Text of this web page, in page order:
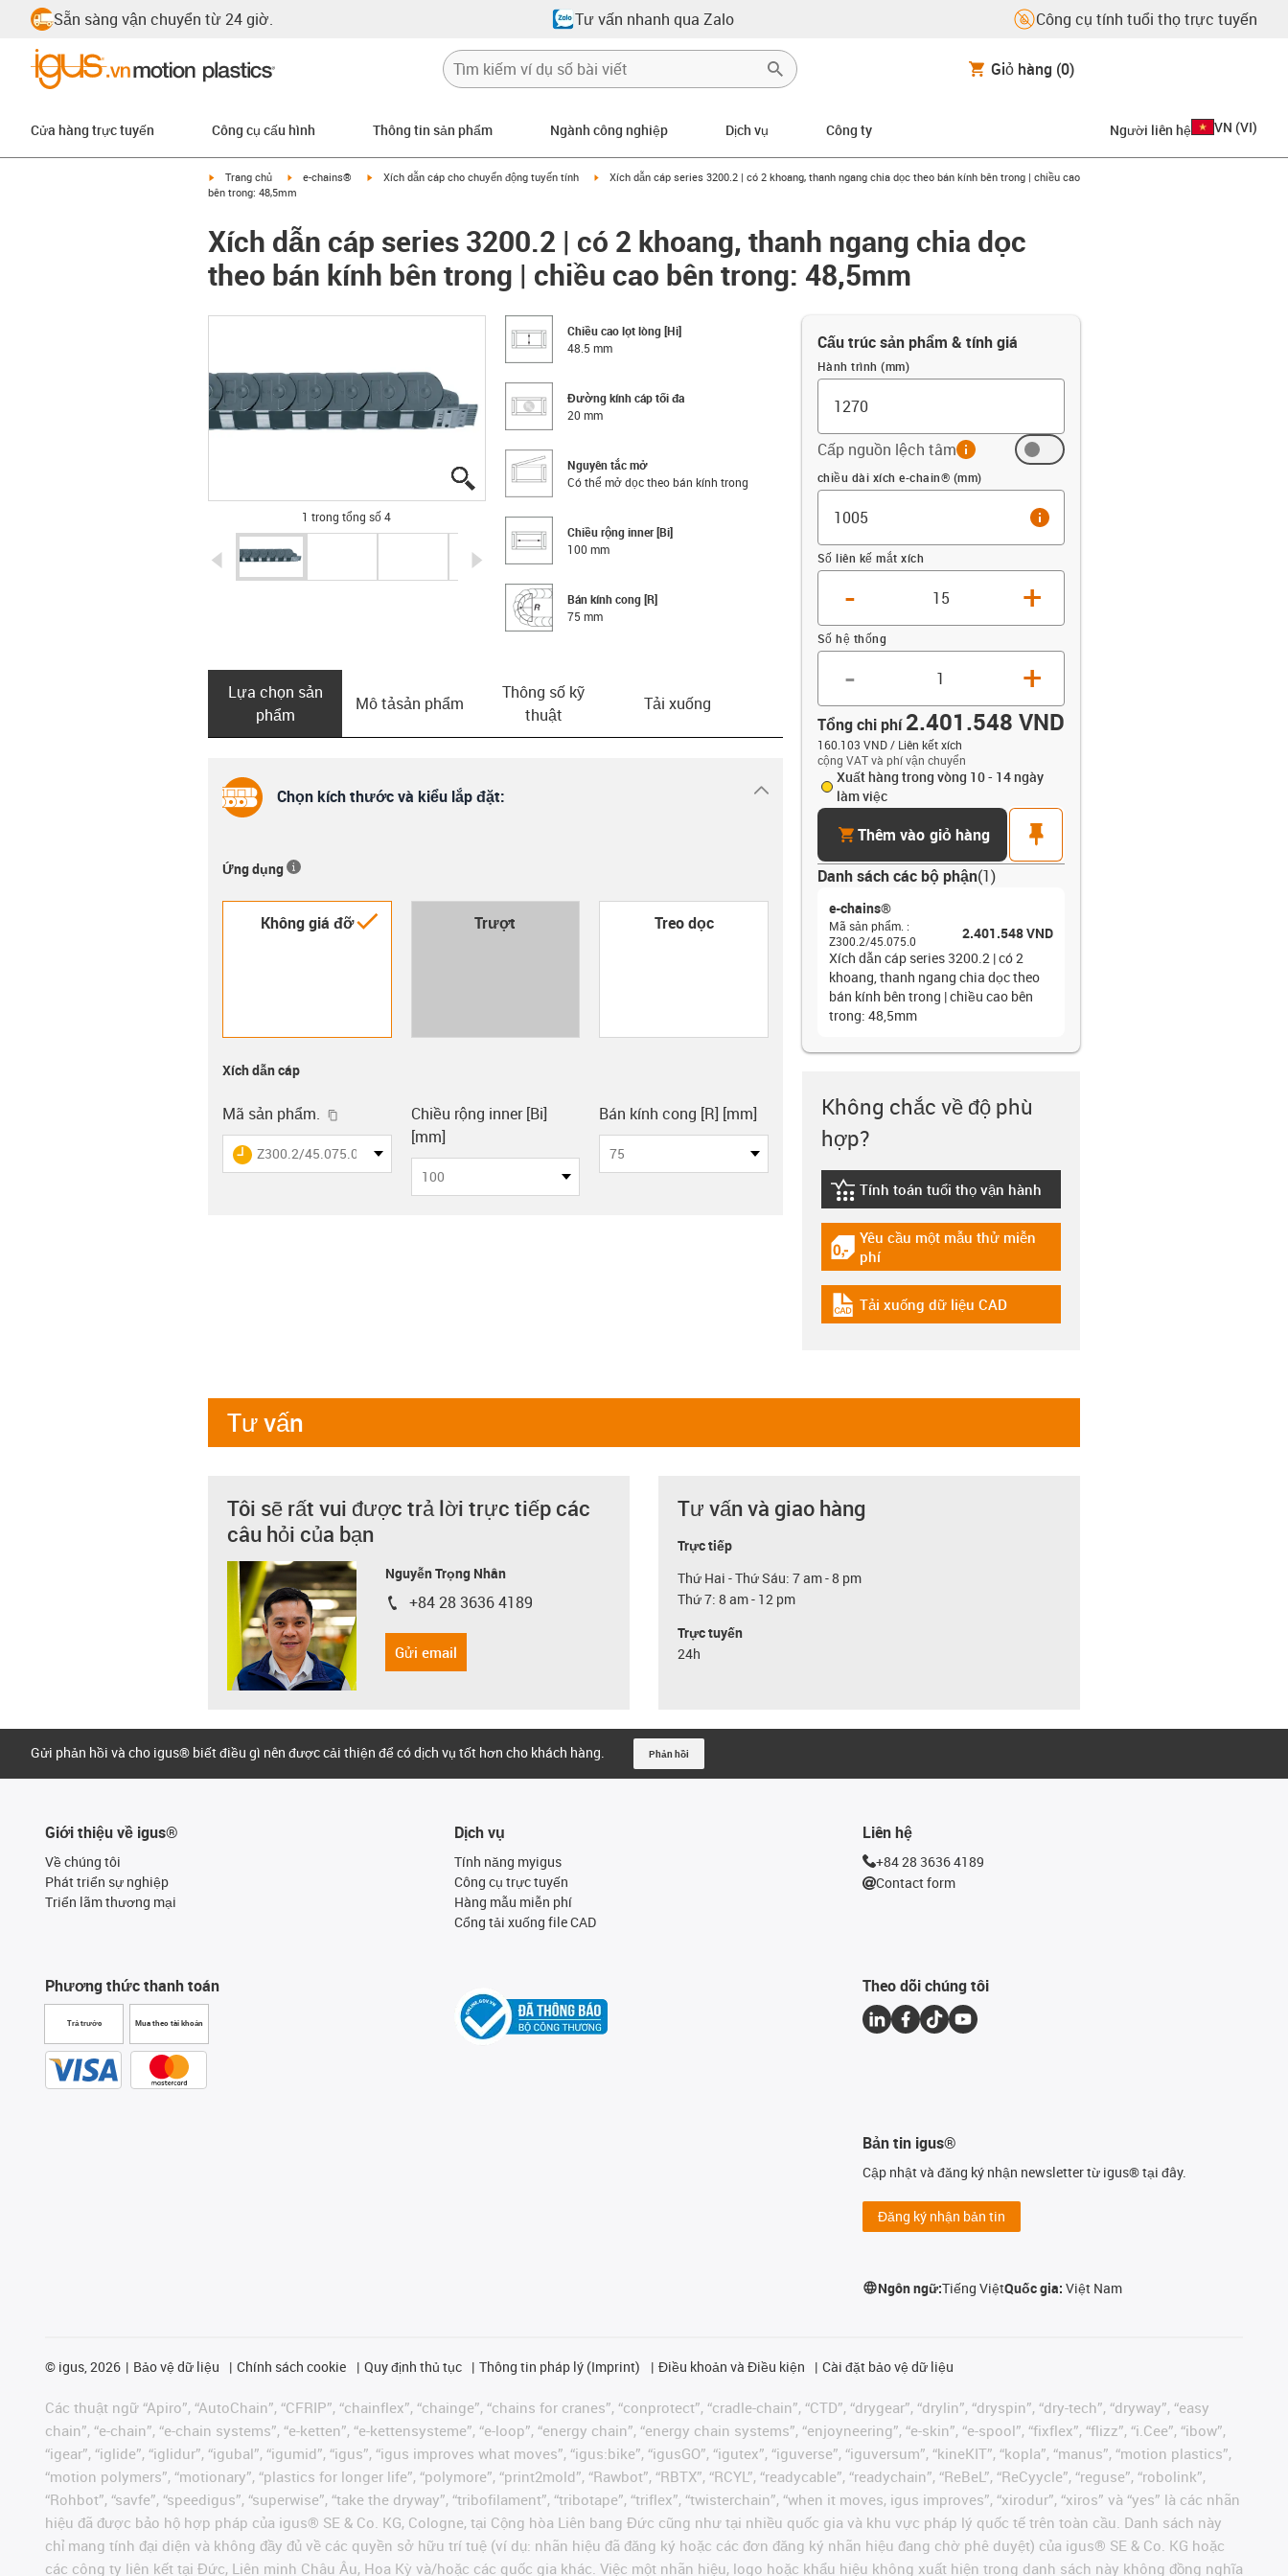
Sẵn sàng vận chuyển từ 24 giờ. Tư vấn nhanh qua Zalo Công cụ tính tuổi thọ trực tuyến
Giỏ hàng (0)
Cửa hàng trực tuyến Công cụ cấu hình Thông tin sản phẩm Ngành công nghiệp Dịch vụ Công ty Người liên hệ VN (VI)
igus-icon-arrow-right
Trang chủ igus-icon-arrow-right
e-chains® igus-icon-arrow-right
Xích dẫn cáp cho chuyển động tuyến tính igus-icon-arrow-right
Xích dẫn cáp series 3200.2 | có 2 khoang, thanh ngang chia dọc theo bán kính bên trong | chiều cao
bên trong: 48,5mm
Xích dẫn cáp series 3200.2 | có 2 khoang, thanh ngang chia dọc
theo bán kính bên trong | chiều cao bên trong: 48,5mm
igus-icon-lupe
igus-icon-lupe
igus-icon-lupe
igus-icon-lupe
1 trong tổng số 4
igus-icon-arrow-left igus-icon-arrow-right
Chiều cao lọt lòng [Hi]
48.5 mm
Đường kính cáp tối đa
20 mm
Nguyên tắc mở
Có thể mở dọc theo bán kính trong
Chiều rộng inner [Bi]
100 mm
Bán kính cong [R]
75 mm
Cấu trúc sản phẩm & tính giá
Hành trình (mm)
Cấp nguồn lệch tâminfo
Offset (mm)
chiều dài xích e-chain® (mm)
info
Số liên kế mắt xích
- +
Số hệ thống
- +
Tổng chi phí 2.401.548 VND
160.103 VND / Liên kết xích
cộng VAT và phí vận chuyển
Xuất hàng trong vòng 10 - 14 ngày
làm việc
cartThêm vào giỏ hàng
pin
Danh sách các bộ phận(1)
e-chains®
Mã sản phẩm. :
Z300.2/45.075.0
2.401.548 VND
Xích dẫn cáp series 3200.2 | có 2
khoang, thanh ngang chia dọc theo
bán kính bên trong | chiều cao bên
trong: 48,5mm
Không chắc về độ phù
hợp?
igus-icon-lebensdauerrechner
Tính toán tuổi thọ vận hành
igus-icon-gratismuster
Yêu cầu một mẫu thử miễn
phí
igus-icon-cad-dateien
Tải xuống dữ liệu CAD
Lựa chọn sản
phẩm
Mô tả­sản phẩm
Thông số kỹ
thuật
Tải xuống
Chọn kích thước và kiểu lắp đặt: igus-icon-dropdown-up
Ứng dụng
igus-icon-check
Không giá đỡ Trượt Treo dọc
Xích dẫn cáp
Mã sản phẩm. igus-icon-copy-clipboard
igus-icon-lieferzeit
Z300.2/45.075.0
Chiều rộng inner [Bi]
[mm]
100
Bán kính cong [R] [mm]
75
Tư vấn
Tôi sẽ rất vui được trả lời trực tiếp các
câu hỏi của bạn
Nguyễn Trọng Nhân
igus-icon-phone
+84 28 3636 4189
Gửi email
Tư vấn và giao hàng
Trực tiếp
Thứ Hai - Thứ Sáu: 7 am - 8 pm
Thứ 7: 8 am - 12 pm
Trực tuyến
24h
Gửi phản hồi và cho igus® biết điều gì nên được cải thiện để có dịch vụ tốt hơn cho khách hàng. Phản hồi
Giới thiệu về igus®
Về chúng tôi
Phát triển sự nghiệp
Triển lãm thương mại
Phương thức thanh toán
Trả trước Mua theo tài khoản
Dịch vụ
Tính năng myigus
Công cụ trực tuyến
Hàng mẫu miễn phí
Cổng tải xuống file CAD
Liên hệ
+84 28 3636 4189
Contact form
Theo dõi chúng tôi
Bản tin igus®
Cập nhật và đăng ký nhận newsletter từ igus® tại đây.
Đăng ký nhận bản tin
Ngôn ngữ:Tiếng ViệtQuốc gia:Việt Nam
© igus, 2026 Bảo vệ dữ liệu Chính sách cookie Quy định thủ tục Thông tin pháp lý (Imprint) Điều khoản và Điều kiện Cài đặt bảo vệ dữ liệu
Các thuật ngữ “Apiro”, “AutoChain”, “CFRIP”, “chainflex”, “chainge”, “chains for cranes”, “conprotect”, “cradle-chain”, “CTD”, “drygear”, “drylin”, “dryspin”, “dry-tech”, “dryway”, “easy
chain”, “e-chain”, “e-chain systems”, “e-ketten”, “e-kettensysteme”, “e-loop”, “energy chain”, “energy chain systems”, “enjoyneering”, “e-skin”, “e-spool”, “fixflex”, “flizz”, “i.Cee”, “ibow”,
“igear”, “iglide”, “iglidur”, “igubal”, “igumid”, “igus”, “igus improves what moves”, “igus:bike”, “igusGO”, “igutex”, “iguverse”, “iguversum”, “kineKIT”, “kopla”, “manus”, “motion plastics”,
“motion polymers”, “motionary”, “plastics for longer life”, “polymore”, “print2mold”, “Rawbot”, “RBTX”, “RCYL”, “readycable”, “readychain”, “ReBeL”, “ReCyycle”, “reguse”, “robolink”,
“Rohbot”, “savfe”, “speedigus”, “superwise”, “take the dryway”, “tribofilament”, “tribotape”, “triflex”, “twisterchain”, “when it moves, igus improves”, “xirodur”, “xiros” và “yes” là các nhãn
hiệu đã được bảo hộ hợp pháp của igus® SE & Co. KG, Cologne, tại Cộng hòa Liên bang Đức cũng như tại nhiều quốc gia và khu vực pháp lý quốc tế trên toàn cầu. Danh sách này
chỉ mang tính đại diện và không đầy đủ về các quyền sở hữu trí tuệ (ví dụ: nhãn hiệu đã đăng ký hoặc các đơn đăng ký nhãn hiệu đang chờ phê duyệt) của igus® SE & Co. KG hoặc
các công ty liên kết tại Đức, Liên minh Châu Âu, Hoa Kỳ và/hoặc các quốc gia khác. Việc một nhãn hiệu, logo hoặc khẩu hiệu không xuất hiện trong danh sách này không đồng nghĩa